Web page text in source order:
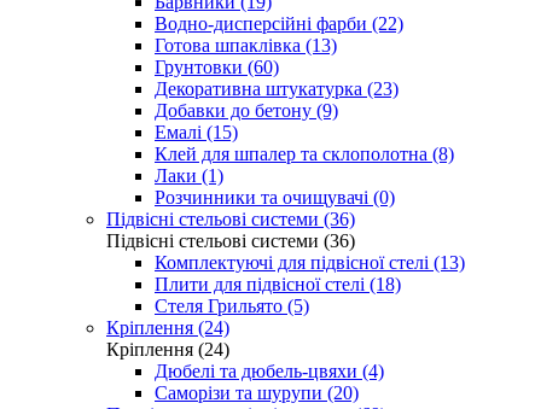
Водно-дисперсійні фарби (22)
Готова шпаклівка (13)
Грунтовки (60)
Декоративна штукатурка (23)
Добавки до бетону (9)
Емалі (15)
Клей для шпалер та склополотна (8)
Лаки (1)
Розчинники та очищувачі (0)
Підвісні стельові системи (36)
Підвісні стельові системи (36)
Комплектуючі для підвісної стелі (13)
Плити для підвісної стелі (18)
Стеля Грильято (5)
Кріплення (24)
Кріплення (24)
Дюбелі та дюбель-цвяхи (4)
Саморізи та шурупи (20)